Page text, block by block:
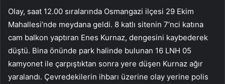
Olay, saat 12.00 sıralarında Osmangazi ilçesi 29 Ekim
Mahallesi’nde meydana geldi. 8 katlı sitenin 7’nci katına
cam balkon yaptıran Enes Kurnaz, dengesini kaybederek
düştü. Bina önünde park halinde bulunan 16 LNH 05
kamyonet ile çarpıştıktan sonra yere düşen Kurnaz ağır
yaralandı. Çevredekilerin ihbarı üzerine olay yerine polis